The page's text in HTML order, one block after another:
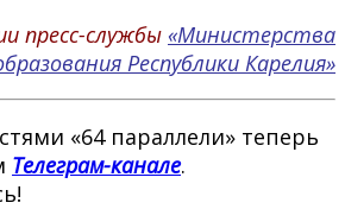
пресс-службы «Министерства
Республики Карелия»
«64 параллели» теперь
Телеграм-канале.